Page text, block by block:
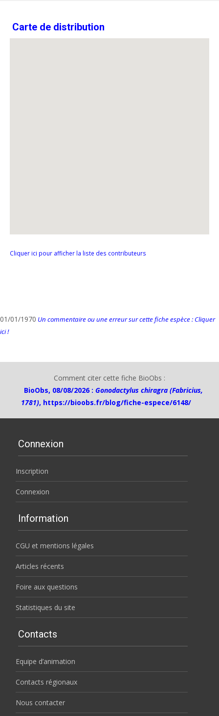
Carte de distribution
Cliquer ici pour afficher la liste des contributeurs
01/01/1970 Un commentaire ou une erreur sur cette fiche espèce : Cliquer
ici !
Comment citer cette fiche BioObs :
BioObs, 08/08/2026 : Gonodactylus chiragra (Fabricius,
1781), https://bioobs.fr/blog/fiche-espece/6148/
Connexion
Inscription
Connexion
Information
CGU et mentions légales
Articles récents
Foire aux questions
Statistiques du site
Contacts
Equipe d’animation
Contacts régionaux
Nous contacter